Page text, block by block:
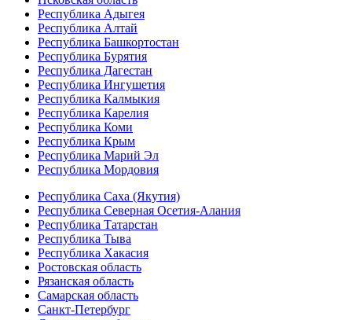
Республика Адыгея
Республика Алтай
Республика Башкортостан
Республика Бурятия
Республика Дагестан
Республика Ингушетия
Республика Калмыкия
Республика Карелия
Республика Коми
Республика Крым
Республика Марий Эл
Республика Мордовия
Республика Саха (Якутия)
Республика Северная Осетия-Алания
Республика Татарстан
Республика Тыва
Республика Хакасия
Ростовская область
Рязанская область
Самарская область
Санкт-Петербург